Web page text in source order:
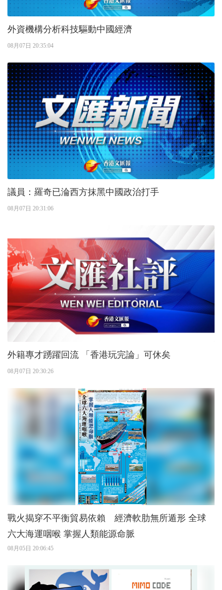
外資機構分析科技驅動中國經濟
08月07日 20:35:04
議員：羅奇已淪西方抹黑中國政治打手
08月07日 20:31:06
外籍專才踴躍回流 「香港玩完論」可休矣
08月07日 20:30:26
戰火揭穿不平衡貿易依賴 經濟軟肋無所遁形 全球
六大海運咽喉 掌握人類能源命脈
08月05日 20:06:45